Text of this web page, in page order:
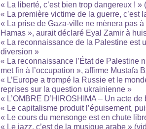
« La liberté, c’est bien trop dangereux ! »
« La première victime de la guerre, c’est
« La prise de Gaza-ville ne mènera pas
Hamas », aurait déclaré Eyal Zamir à
« La reconnaissance de la Palestine est
diversion »
« La reconnaissance l’État de Palestine
met fin à l’occupation », affirme Mustafa
« L’Europe a trompé la Russie et le
reprises sur la question ukrainienne »
« L’OMBRE D’HIROSHIMA – Un acte de
« Le capitalisme produit l’épuisement,
« Le cours du mensonge est en chute
« Le jazz, c’est de la musique arabe »